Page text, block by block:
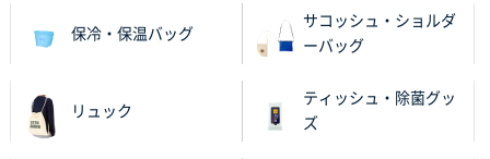
き、他のネット印刷サービスよりも安心して購入まで
進められました。
【ポリ袋】特別ご注文ページ
3000枚
保冷・保温バッグ
サコッシュ・ショルダ
ーバッグ
リュック
ティッシュ・除菌グッ
ズ